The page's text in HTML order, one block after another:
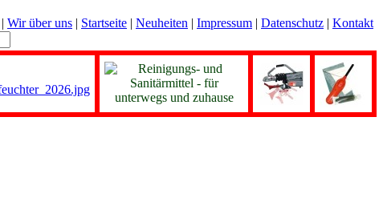
| Wir über uns | Startseite | Neuheiten | Impressum | Datenschutz | Kontakt